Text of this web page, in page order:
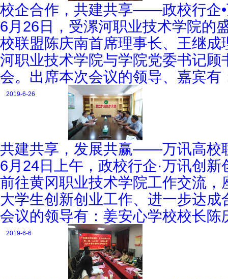
校企合作，共建共享——政校行企
6月26日，受漯河职业技术学院的
校联盟陈庆南首席理事长、王继
河职业技术学院与学院党委书记
会。出席本次会议的领导、嘉宾
2019-6-26
共建共享，发展共赢——万讯高校
6月24日上午，政校行企·万讯创
前往黄冈职业技术学院工作交流
大学生创新创业工作、进一步达
会议的领导有：姜安心学校校长
2019-6-6